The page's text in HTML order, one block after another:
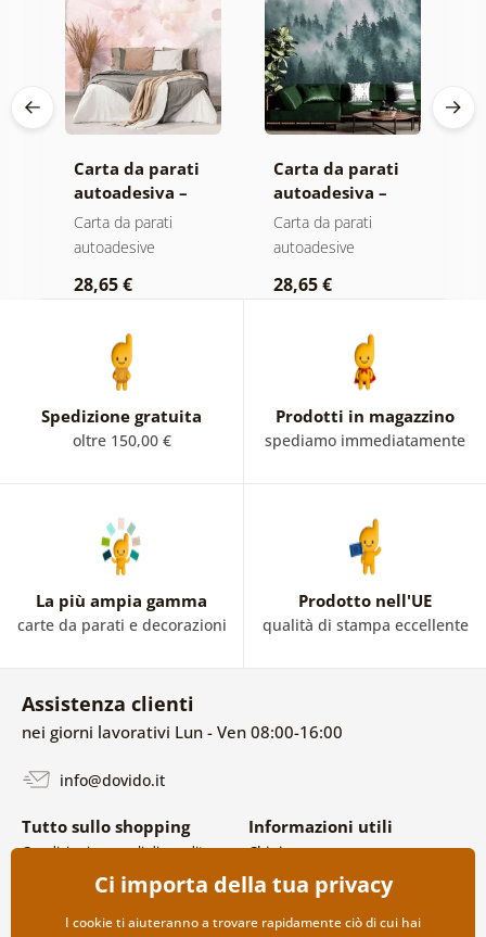
Carta da parati
autoadesiva –
Foglie con
sfumatura
Carta da parati
autoadesive
28,65 €
Carta da parati
autoadesiva –
Foresta nella
nebbia
Carta da parati
autoadesive
28,65 €
Spedizione gratuita
oltre 150,00 €
Prodotti in magazzino
spediamo immediatamente
La più ampia gamma
carte da parati e decorazioni
Prodotto nell'UE
qualità di stampa eccellente
Assistenza clienti
nei giorni lavorativi Lun - Ven 08:00-16:00
info@dovido.it
Tutto sullo shopping
Condizioni generali di vendita e
Politica sulla privacy
Opzioni di spedizione e
Informazioni utili
Chi siamo
FAQ
Contatti
Collaborazione all’ingrosso
Ci importa della tua privacy
I cookie ti aiuteranno a trovare rapidamente ciò di cui hai